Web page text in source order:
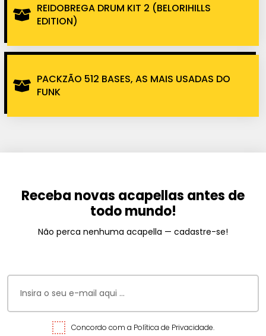
REIDOBREGA DRUM KIT 2 (BELORIHILLS
EDITION)
PACKZÃO 512 BASES, AS MAIS USADAS DO
FUNK
Receba novas acapellas antes de
todo mundo!
Não perca nenhuma acapella — cadastre-se!
Concordo com a Política de Privacidade.